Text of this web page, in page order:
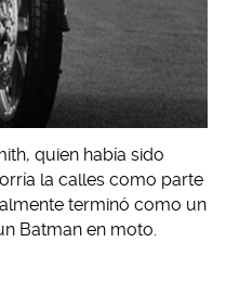
quien había sido
la calles como parte
terminó como un
Batman en moto.